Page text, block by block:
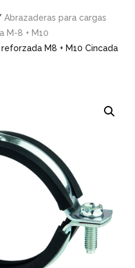
Abrazaderas para cargas
M-8 + M10
M8 + M10 Cincada